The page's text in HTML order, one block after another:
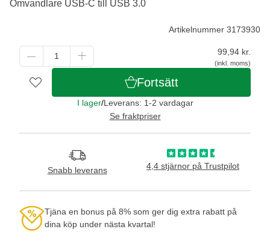
Artikelnummer 3173930
99,94 kr.
(inkl. moms)
Fortsätt
I lager/Leverans: 1-2 vardagar
Se fraktpriser
Snabb leverans 4,4 stjärnor på Trustpilot
Tjäna en bonus på 8% som ger dig extra rabatt på
dina köp under nästa kvartal!
Omvandlare USB-C till USB 3.0